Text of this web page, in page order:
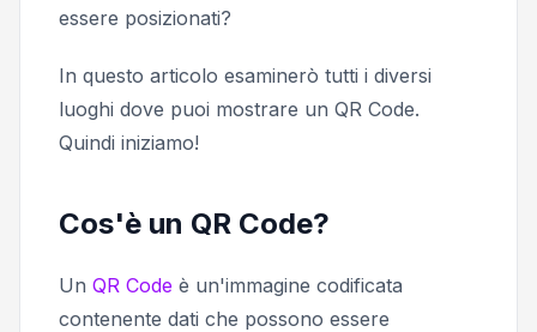
essere posizionati?
In questo articolo esaminerò tutti i diversi
luoghi dove puoi mostrare un QR Code.
Quindi iniziamo!
Cos'è un QR Code?
Un QR Code è un'immagine codificata
contenente dati che possono essere